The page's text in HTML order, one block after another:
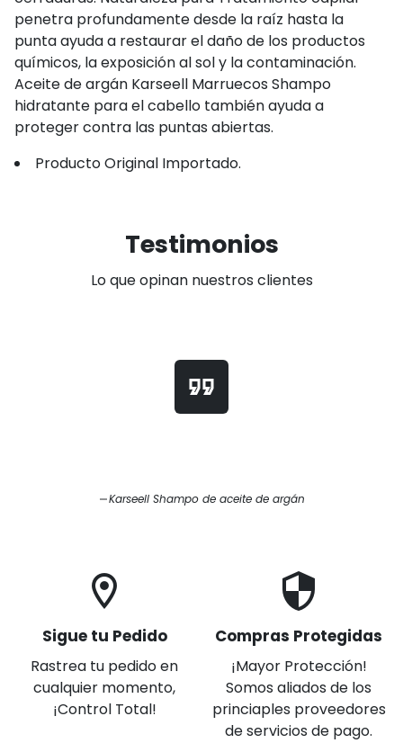
penetra profundamente desde la raíz hasta la
punta ayuda a restaurar el daño de los productos
químicos, la exposición al sol y la contaminación.
Aceite de argán Karseell Marruecos ​Shampo
hidratante para el cabello también ayuda a
proteger contra las puntas abiertas.
Producto Original Importado.
Testimonios
Lo que opinan nuestros clientes
format_quote
Karseell Shampo de aceite de argán
location_on
Sigue tu Pedido
Rastrea tu pedido en
cualquier momento,
¡Control Total!
security
Compras Protegidas
¡Mayor Protección!
Somos aliados de los
princiaples proveedores
de servicios de pago.